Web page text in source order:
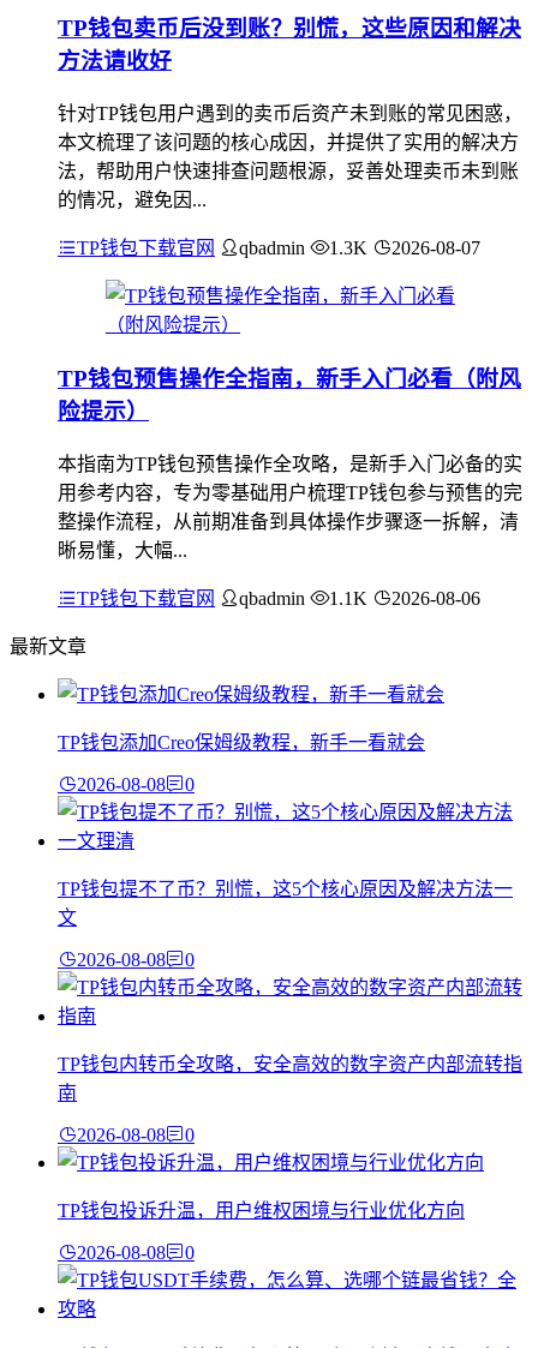
TP钱包卖币后没到账？别慌，这些原因和解决
方法请收好
针对TP钱包用户遇到的卖币后资产未到账的常见困惑，
本文梳理了该问题的核心成因，并提供了实用的解决方
法，帮助用户快速排查问题根源，妥善处理卖币未到账
的情况，避免因...
TP钱包下载官网 qbadmin 1.3K 2026-08-07
TP钱包预售操作全指南，新手入门必看（附风
险提示）
本指南为TP钱包预售操作全攻略，是新手入门必备的实
用参考内容，专为零基础用户梳理TP钱包参与预售的完
整操作流程，从前期准备到具体操作步骤逐一拆解，清
晰易懂，大幅...
TP钱包下载官网 qbadmin 1.1K 2026-08-06
最新文章
TP钱包添加Creo保姆级教程，新手一看就会
2026-08-08 0
TP钱包提不了币？别慌，这5个核心原因及解决方法一
文
2026-08-08 0
TP钱包内转币全攻略，安全高效的数字资产内部流转指
南
2026-08-08 0
TP钱包投诉升温，用户维权困境与行业优化方向
2026-08-08 0